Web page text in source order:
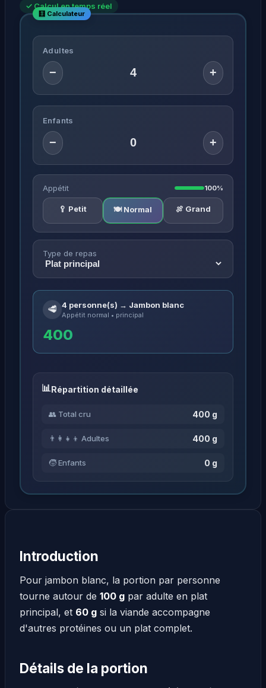
✓ Calcul en temps réel
Adultes
− +
Enfants
− +
Appétit 100%
🥄 Petit 🍽️ Normal 🍖 Grand
Type de repas
🥩 4 personne(s) → Jambon blanc
Appétit normal • principal
400
Répartition détaillée
👥 Total cru 400 g
👨‍👩‍👧‍👦 Adultes 400 g
🧒 Enfants 0 g
Introduction
Pour jambon blanc, la portion par personne
tourne autour de 100 g par adulte en plat
principal, et 60 g si la viande accompagne
d'autres protéines ou un plat complet.
Détails de la portion